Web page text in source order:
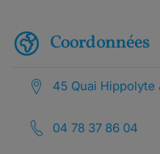
Coordonnées
45 Quai Hippolyte
04 78 37 86 04